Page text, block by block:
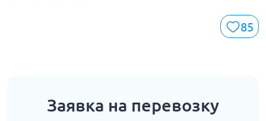
85
Заявка на перевозку